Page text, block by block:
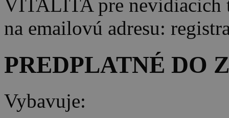
VITALITA pre nevidiacich
na emailovú adresu:
PREDPLATNÉ DO
Vybavuje: